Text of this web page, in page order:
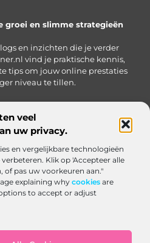
veel
uw privacy.
en vergelijkbare technologieën
Klik op 'Accepteer alle
of pas uw voorkeuren aan."
explaining why cookies are
to accept or adjust
groei en slimme strategieën
en inzichten die je verder
vind je praktische kennis,
tips om jouw online prestaties
niveau te tillen.